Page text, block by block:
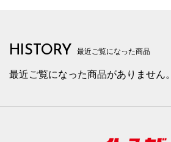
HISTORY 最近ご覧になった商品
最近ご覧になった商品がありません。